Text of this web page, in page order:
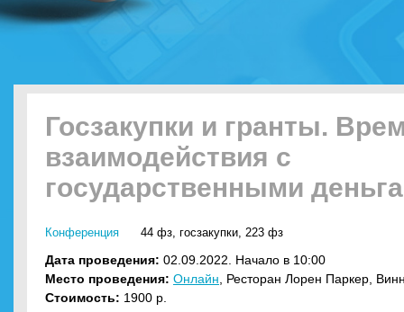
Госзакупки и гранты.
взаимодействия с
государственными
Конференция 44 фз, госзакупки, 223 фз
Дата проведения: 02.09.2022. Начало в 10:00
Место проведения: Онлайн , Ресторан Лорен Паркер,
Стоимость: 1900 р.